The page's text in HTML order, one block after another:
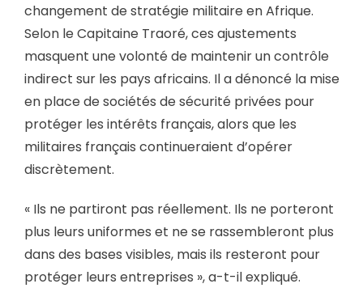
changement de stratégie militaire en Afrique.
Selon le Capitaine Traoré, ces ajustements
masquent une volonté de maintenir un contrôle
indirect sur les pays africains. Il a dénoncé la mise
en place de sociétés de sécurité privées pour
protéger les intérêts français, alors que les
militaires français continueraient d’opérer
discrètement.
« Ils ne partiront pas réellement. Ils ne porteront
plus leurs uniformes et ne se rassembleront plus
dans des bases visibles, mais ils resteront pour
protéger leurs entreprises », a-t-il expliqué.